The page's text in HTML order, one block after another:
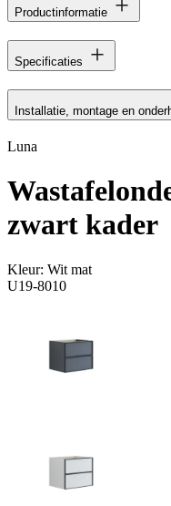
Productinformatie
Specificaties
Installatie, montage en
Luna
zwart kader
Kleur: Wit mat
U19-8010